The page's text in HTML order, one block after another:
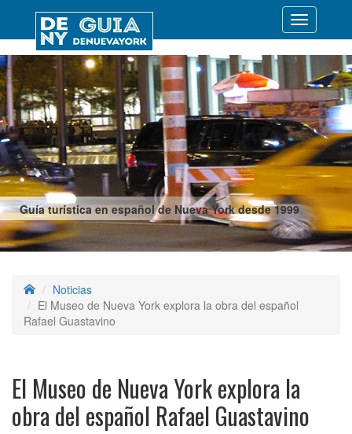
Guía turística en español de Nueva York desde 1999
Desplegar
Noticias
El Museo de Nueva York explora la obra del español
Rafael Guastavino
El Museo de Nueva York explora la
obra del español Rafael Guastavino